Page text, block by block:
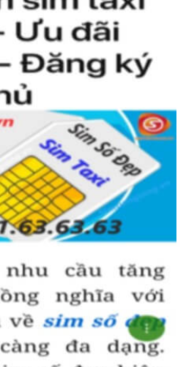
2 này, bởi vậy chỉ cần nhìn vào
vị trí của bạn trong xã hội là như thế
Quý 2 tại
cấp
Tứ Quý, sim giá rẻ uy
mất nhiều thời gian ở khoản lựa số,
phong thủy thì mới là sim hoàn